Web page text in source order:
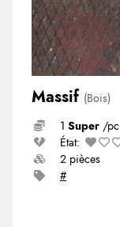
Massif (Bois)
1 Super /pc
État:
2 pièces
#